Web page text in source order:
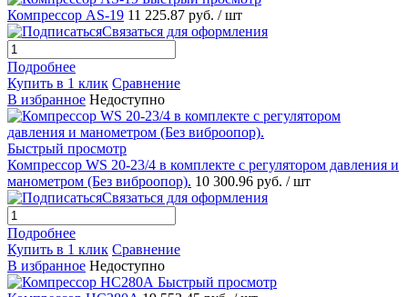
Компрессор AS-19 11 225.87 руб. / шт
Связаться для оформления
Подробнее
Купить в 1 клик Сравнение
В избранное Недоступно
Быстрый просмотр
Компрессор WS 20-23/4 в комплекте с регулятором давления и
манометром (Без виброопор). 10 300.96 руб. / шт
Связаться для оформления
Подробнее
Купить в 1 клик Сравнение
В избранное Недоступно
Быстрый просмотр